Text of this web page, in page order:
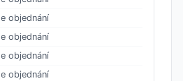
objednání
objednání
objednání
objednání